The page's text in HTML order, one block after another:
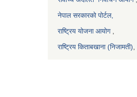
नेपाल सरकारको पोर्टल,
राष्ट्रिय योजना आयोग,
राष्ट्रिय किताबखाना (निजामती)